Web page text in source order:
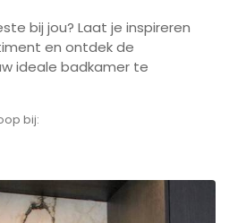
bij jou? Laat je inspireren
en ontdek de
ideale badkamer te
bij: